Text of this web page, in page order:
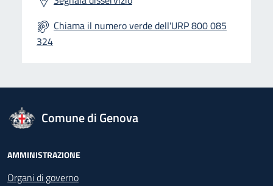
Chiama il numero verde dell'URP 800 085
324
logo Unione Europea
Comune di Genova
Footer - Navigazione
AMMINISTRAZIONE
Organi di governo